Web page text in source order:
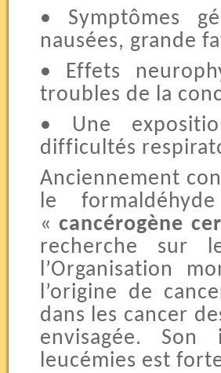
• Symptômes
nausées, grande
• Effets
troubles de la
• Une
difficultés
Anciennement
le
« cancérogène
recherche sur
l’Organisation
l’origine de
dans les cancer
envisagée.
leucémies est